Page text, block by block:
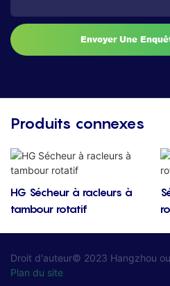
Envoyer Une
Produits connexes
HG Sécheur à racleurs à
tambour rotatif
Droit d'auteur© 2023 Hangzhou
Plan du site